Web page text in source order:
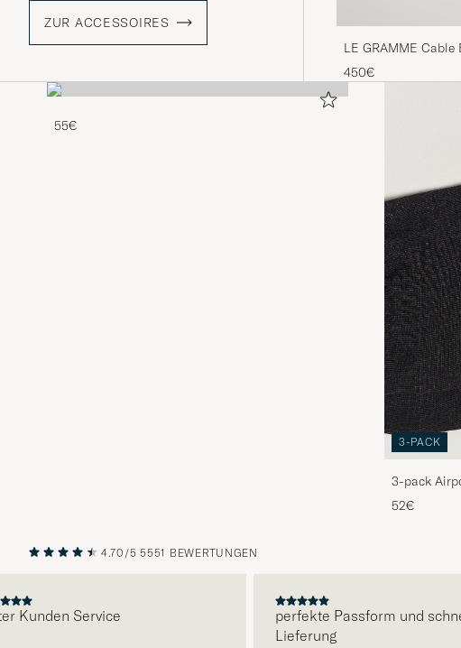
ZUR ACCESSOIRES
LE GRAMME
Silver 7g
450€
55€
3-PACK
3-pack
52€
VORHERIGE
4.70/5 5551 BEWERTUNGEN
Service
perfekte Passform und
Lieferung